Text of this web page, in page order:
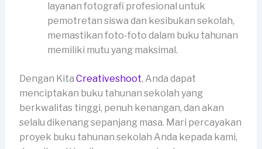
layanan fotografi profesional untuk
pemotretan siswa dan kesibukan sekolah,
memastikan foto-foto dalam buku tahunan
memiliki mutu yang maksimal.
Dengan Kita Creativeshoot, Anda dapat
menciptakan buku tahunan sekolah yang
berkwalitas tinggi, penuh kenangan, dan akan
selalu dikenang sepanjang masa. Mari percayakan
proyek buku tahunan sekolah Anda kepada kami,